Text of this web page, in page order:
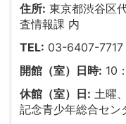
住所: 東京都渋谷区
査情報課 内
TEL: 03-6407-7717
開館（室）日時: 10
休館（室）日: 土曜
記念青少年総合セン